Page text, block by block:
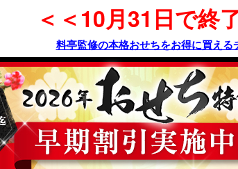
＜＜10月31日で終
料亭監修の本格おせちをお得に買える